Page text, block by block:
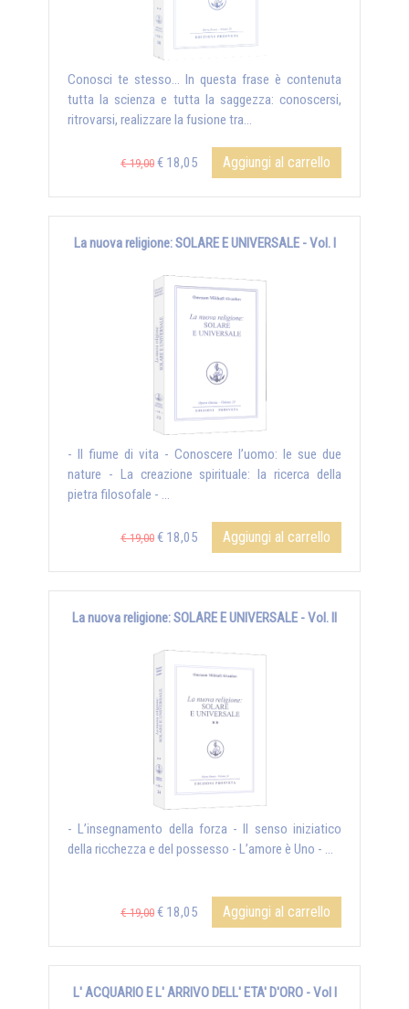
Conosci te stesso... In questa frase è contenuta
tutta la scienza e tutta la saggezza: conoscersi,
ritrovarsi, realizzare la fusione tra...
€ 19,00 € 18,05 Aggiungi al carrello
La nuova religione: SOLARE E UNIVERSALE - Vol. I
- Il fiume di vita - Conoscere l’uomo: le sue due
nature - La creazione spirituale: la ricerca della
pietra filosofale - ...
€ 19,00 € 18,05 Aggiungi al carrello
La nuova religione: SOLARE E UNIVERSALE - Vol. II
- L’insegnamento della forza - Il senso iniziatico
della ricchezza e del possesso - L’amore è Uno - ...
€ 19,00 € 18,05 Aggiungi al carrello
L' ACQUARIO E L' ARRIVO DELL' ETA' D'ORO - Vol I